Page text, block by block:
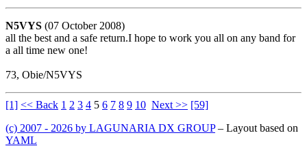
N5VYS (07 October 2008)
all the best and a safe return.I hope to work you all on any band for
a all time new one!
73, Obie/N5VYS
[1] << Back 1 2 3 4 5 6 7 8 9 10 Next >> [59]
(c) 2007 - 2026 by LAGUNARIA DX GROUP– Layout based on
YAML